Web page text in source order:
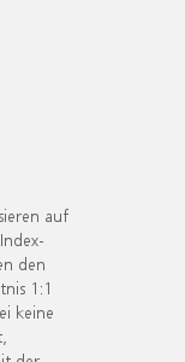
auf
den
1:1
keine